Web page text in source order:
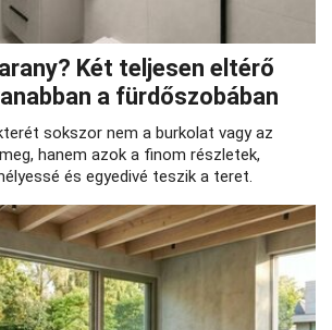
Két teljesen eltérő
a fürdőszobában
sokszor nem a burkolat vagy az
hanem azok a finom részletek,
és egyedivé teszik a teret.